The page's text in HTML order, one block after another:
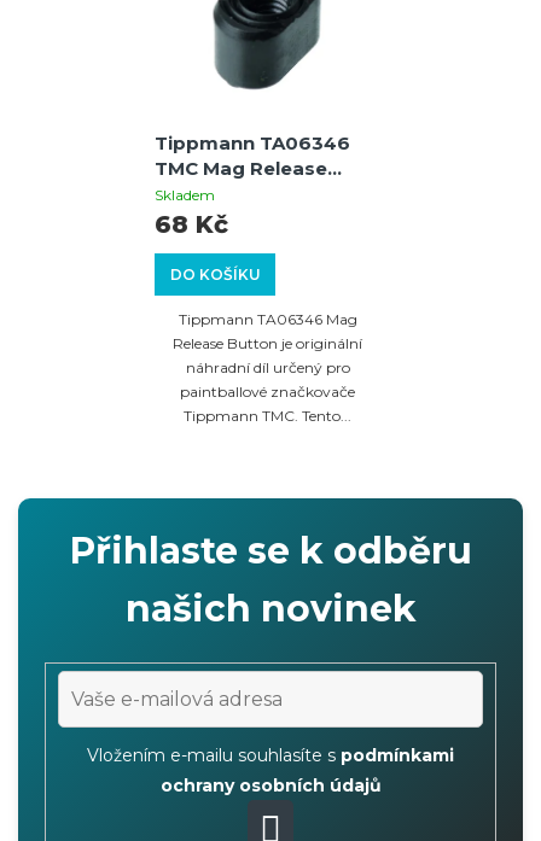
Tippmann TA06346
TMC Mag Release
Button
Skladem
DO KOŠÍKU
68 Kč
Tippmann TA06346 Mag
Release Button je originální
náhradní díl určený pro
paintballové značkovače
Tippmann TMC. Tento...
Přihlaste se k odběru
našich novinek
Vložením e-mailu souhlasíte s podmínkami
ochrany osobních údajů